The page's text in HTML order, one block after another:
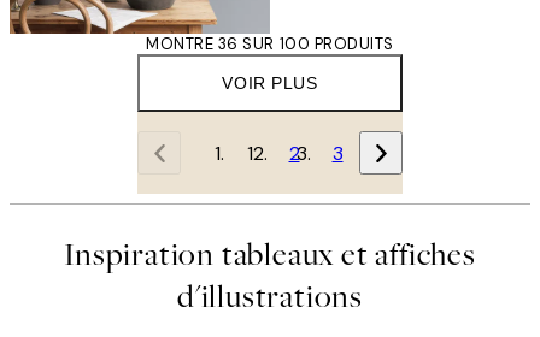
VOIR PLUS
MONTRE 36 SUR 100 PRODUITS
1 2 3
Inspiration tableaux et affiches
d'illustrations